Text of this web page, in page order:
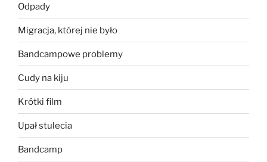
Odpady
Migracja, której nie było
Bandcampowe problemy
Cudy na kiju
Krótki film
Upał stulecia
Bandcamp